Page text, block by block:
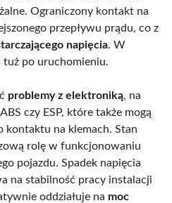
Ograniczony kontakt na
przepływu prądu, co z
napięcia. W
tuż po uruchomieniu.
problemy z elektroniką, na
czy ESP, które także mogą
kontaktu na klemach. Stan
rolę w funkcjonowaniu
pojazdu. Spadek napięcia
na stabilność pracy instalacji
oddziałuje na moc